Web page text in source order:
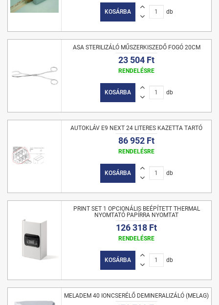
KOSÁRBA db
ASA STERILIZÁLÓ MŰSZERKISZEDŐ FOGÓ 20CM
23 504 Ft
RENDELÉSRE
KOSÁRBA db
AUTOKLÁV E9 NEXT 24 LITERES KAZETTA TARTÓ
86 952 Ft
RENDELÉSRE
KOSÁRBA db
PRINT SET 1 OPCIONÁLIS BEÉPÍTETT THERMAL
NYOMTATÓ PAPÍRRA NYOMTAT
126 318 Ft
RENDELÉSRE
KOSÁRBA db
MELADEM 40 IONCSERÉLŐ DEMINERALIZÁLÓ (MELAG)